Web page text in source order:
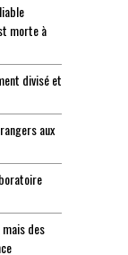
morte à
divisé et
aux
des